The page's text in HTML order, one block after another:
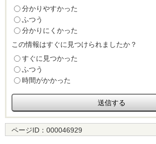
分かりやすかった
ふつう
分かりにくかった
この情報はすぐに見つけられましたか？
すぐに見つかった
ふつう
時間がかかった
ページID： 000046929